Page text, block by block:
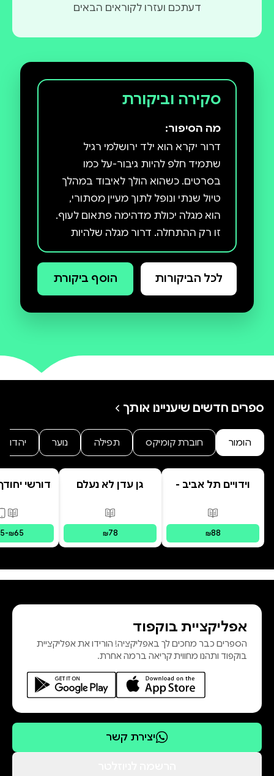
דעתכם ועזרו לקוראים הבאים
סקירה וביקורת
מה הסיפור:
דרור יקרא הוא ילד ירושלמי רגיל
שתמיד חלפ להיות גיבור-על כמו
בסרטים. כשהוא הולך לאיבוד במהלך
טיול שנתי ונופל לתוך מעיין מסתורי,
הוא מגלה יכולת מדהימה פתאום לעוף.
זו רק ההתחלה. דרור מגלה שלהיות
גיבור-על בירושלים של ימינו הרבה יותר
מסובך ממה שזה נראה בסרטים של
מארוול...
לכל הביקורות הוסף ביקורת
ספרים חדשים שיעניינו אותך
הומור חוברת קומיקס תפילה נוער יהדות
וידויים תל אביב -
פורמטים זמינים
מודפס
₪88
גן עדן לא נעלם
פורמטים זמינים מודפס
₪78
דורשי
-₪65
אפליקציית בוקפוד
הספרים כבר מחכים לך באפליקציה! הורידו את אפליקציית
בוקפוד ותהנו מחווית קריאה ברמה אחרת.
יצירת קשר